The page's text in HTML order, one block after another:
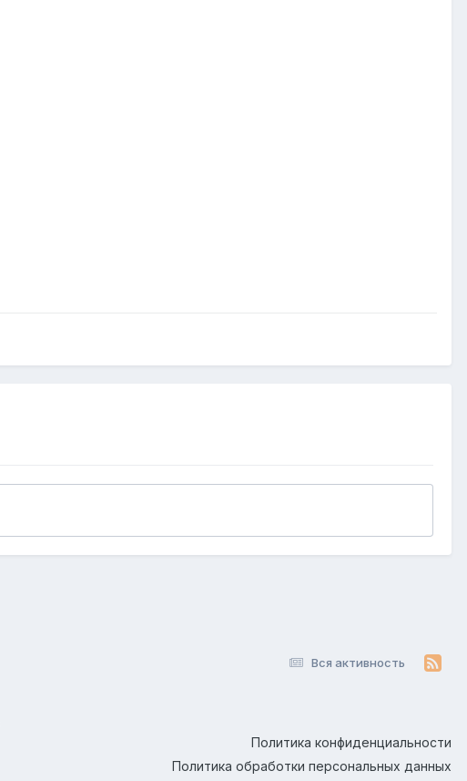
Вся активность
Политика конфиденциальности
Политика обработки персональных данных